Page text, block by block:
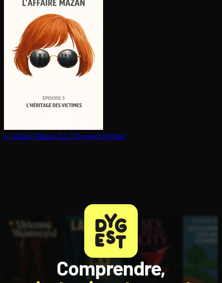
L'Affaire Mazan Ep.3 Dygest Original
Comprendre,